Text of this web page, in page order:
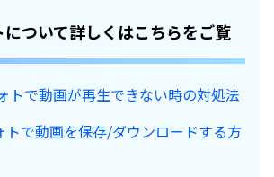
ついて詳しくはこちらをご覧
トで動画が再生できない時の対処法
で動画を保存/ダウンロードする方